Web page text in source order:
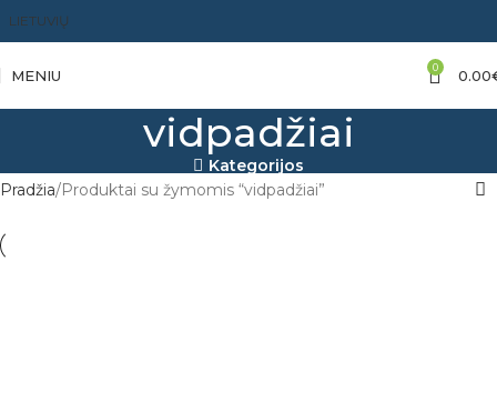
LIETUVIŲ
MENIU 0 0.00
vidpadžiai
Kategorijos
Pradžia Produktai su žymomis “vidpadžiai”